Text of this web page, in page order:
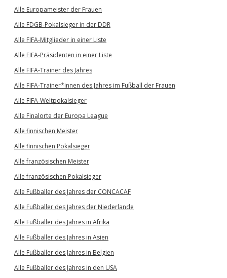
Alle Europameister der Frauen
Alle FDGB-Pokalsieger in der DDR
Alle FIFA-Mitglieder in einer Liste
Alle FIFA-Präsidenten in einer Liste
Alle FIFA-Trainer des Jahres
Alle FIFA-Trainer*innen des Jahres im Fußball der Frauen
Alle FIFA-Weltpokalsieger
Alle Finalorte der Europa League
Alle finnischen Meister
Alle finnischen Pokalsieger
Alle französischen Meister
Alle französischen Pokalsieger
Alle Fußballer des Jahres der CONCACAF
Alle Fußballer des Jahres der Niederlande
Alle Fußballer des Jahres in Afrika
Alle Fußballer des Jahres in Asien
Alle Fußballer des Jahres in Belgien
Alle Fußballer des Jahres in den USA